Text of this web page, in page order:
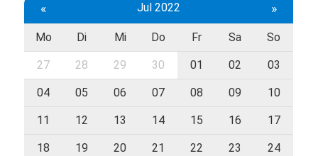
« Jul 2022 »
Mo Di Mi Do Fr Sa So
27 28 29 30 01 02 03
04 05 06 07 08 09 10
11 12 13 14 15 16 17
18 19 20 21 22 23 24